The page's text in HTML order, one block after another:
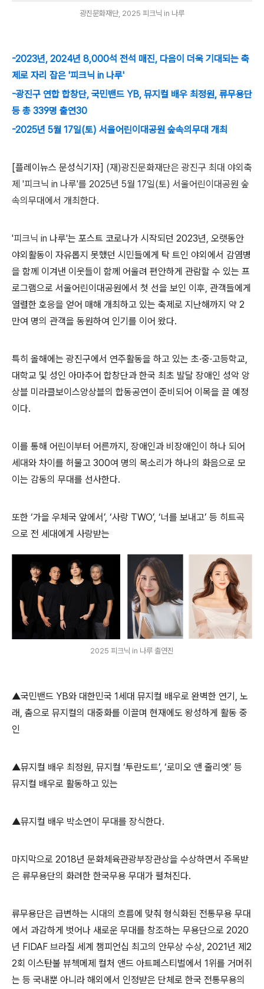
광진문화재단, 2025 피크닉 in 나루
-2023년, 2024년 8,000석 전석 매진, 다음이 더욱 기대되는 축
제로 자리 잡은 '피크닉 in 나루'
-광진구 연합 합창단, 국민밴드 YB, 뮤지컬 배우 최정원, 류무용단
등 총 339명 출연30
-2025년 5월 17일(토) 서울어린이대공원 숲속의무대 개최
[플레이뉴스 문성식기자] (재)광진문화재단은 광진구 최대 야외축
제 '피크닉 in 나루'를 2025년 5월 17일(토) 서울어린이대공원 숲
속의무대에서 개최한다.
'피크닉 in 나루'는 포스트 코로나가 시작되던 2023년, 오랫동안
야외활동이 자유롭지 못했던 시민들에게 탁 트인 야외에서 감염병
을 함께 이겨낸 이웃들이 함께 어울려 편안하게 관람할 수 있는 프
로그램으로 서울어린이대공원에서 첫 선을 보인 이후, 관객들에게
열렬한 호응을 얻어 매해 개최하고 있는 축제로 지난해까지 약 2
만여 명의 관객을 동원하여 인기를 이어 왔다.
특히 올해에는 광진구에서 연주활동을 하고 있는 초·중·고등학교,
대학교 및 성인 아마추어 합창단과 한국 최초 발달 장애인 성악 앙
상블 미라클보이스앙상블의 합동공연이 준비되어 이목을 끌 예정
이다.
이를 통해 어린이부터 어른까지 , 장애인과 비장애인이 하나 되어
세대와 차이를 허물고 300여 명의 목소리가 하나의 화음으로 모
이는 감동의 무대를 선사한다.
또한 ‘가을 우체국 앞에서’, ‘사랑 TWO’, ‘너를 보내고’ 등 히트곡
으로 전 세대에게 사랑받는
2025 피크닉 in 나루 출연진
▲국민밴드 YB와 대한민국 1세대 뮤지컬 배우로 완벽한 연기 , 노
래, 춤으로 뮤지컬의 대중화를 이끌며 현재에도 왕성하게 활동 중
인
▲뮤지컬 배우 최정원, 뮤지컬 ‘투란도트’, ‘로미오 앤 줄리엣’ 등
뮤지컬 배우로 활동하고 있는
▲뮤지컬 배우 박소연이 무대를 장식한다.
마지막으로 2018년 문화체육관광부장관상을 수상하면서 주목받
은 류무용단의 화려한 한국무용 무대가 펼쳐진다.
류무용단은 급변하는 시대의 흐름에 맞춰 형식화된 전통무용 무대
에서 과감하게 벗어나 새로운 무대를 창조하는 무용단으로 2020
년 FIDAF 브라질 세계 챔피언십 최고의 안무상 수상, 2021년 제 2
2회 이스탄불 뷰첵메제 컬처 앤드 아트페스티벌에서 1위를 거머쥐
는 등 국내뿐 아니라 해외에서 인정받은 단체로 한국 전통무용의